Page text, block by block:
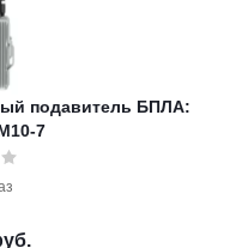
подавитель БПЛА:
7